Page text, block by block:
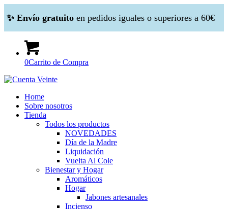
✨ Envío gratuito en pedidos iguales o superiores a 60€
0Carrito de Compra
Home
Sobre nosotros
Tienda
Todos los productos
NOVEDADES
Día de la Madre
Liquidación
Vuelta Al Cole
Bienestar y Hogar
Aromáticos
Hogar
Jabones artesanales
Incienso